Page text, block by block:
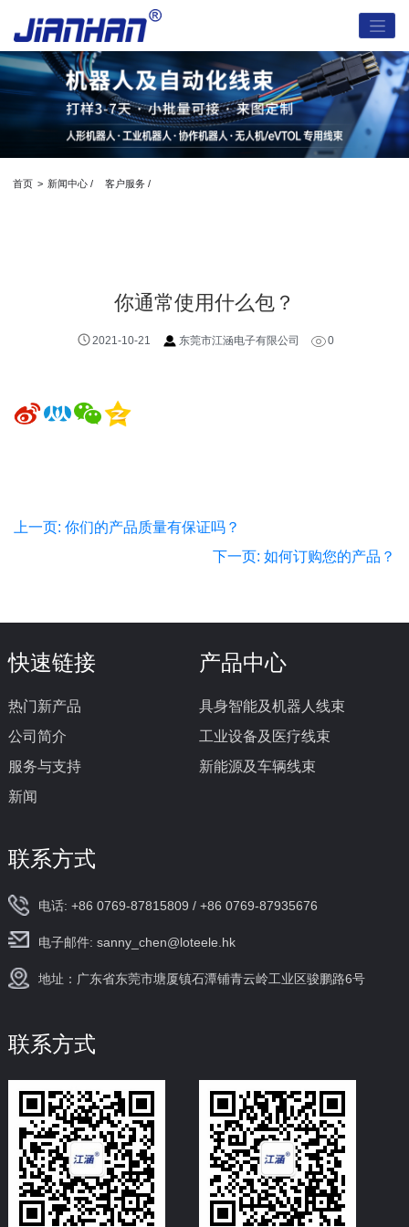
首页 > 新闻中心 / 客户服务 /
你通常使用什么包？
2021-10-21 东莞市江涵电子有限公司 0
上一页: 你们的产品质量有保证吗？
下一页: 如何订购您的产品？
快速链接
热门新产品
公司简介
服务与支持
新闻
产品中心
具身智能及机器人线束
工业设备及医疗线束
新能源及车辆线束
联系方式
电话: +86 0769-87815809 / +86 0769-87935676
电子邮件: sanny_chen@loteele.hk
地址：广东省东莞市塘厦镇石潭铺青云岭工业区骏鹏路6号
联系方式